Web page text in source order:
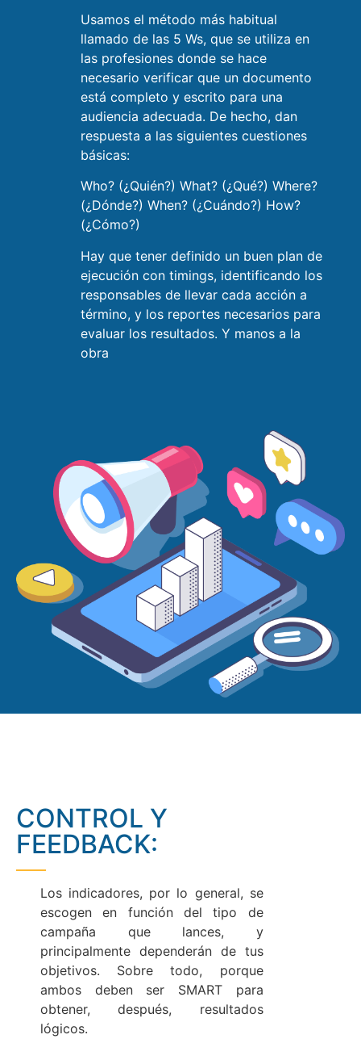
Usamos el método más habitual
llamado de las 5 Ws, que se utiliza en
las profesiones donde se hace
necesario verificar que un documento
está completo y escrito para una
audiencia adecuada. De hecho, dan
respuesta a las siguientes cuestiones
básicas:
Who? (¿Quién?) What? (¿Qué?) Where?
(¿Dónde?) When? (¿Cuándo?) How?
(¿Cómo?)
Hay que tener definido un buen plan de
ejecución con timings, identificando los
responsables de llevar cada acción a
término, y los reportes necesarios para
evaluar los resultados. Y manos a la
obra
CONTROL Y
FEEDBACK:
Los indicadores, por lo general, se
escogen en función del tipo de
campaña que lances, y
principalmente dependerán de tus
objetivos. Sobre todo, porque
ambos deben ser SMART para
obtener, después, resultados
lógicos.